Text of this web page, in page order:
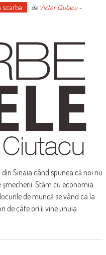
scarba de Victor Ciutacu-
Sinaia când spunea că noi nu
Stăm cu economia
de muncă se vând ca la
de câte ori îi vine unuia